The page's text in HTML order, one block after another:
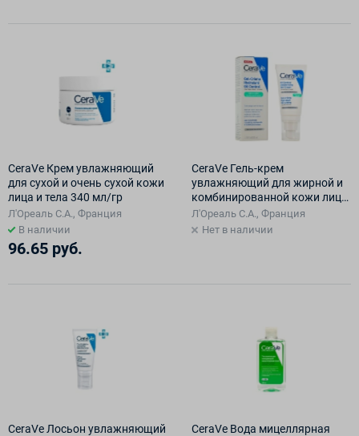
CeraVe Крем увлажняющий
для сухой и очень сухой кожи
лица и тела 340 мл/гр
Л'Ореаль С.А., Франция
В наличии
96.65 руб.
CeraVe Гель-крем
увлажняющий для жирной и
комбинированной кожи лица
52 мл
Л'Ореаль С.А., Франция
Нет в наличии
CeraVe Лосьон увлажняющий
CeraVe Вода мицеллярная